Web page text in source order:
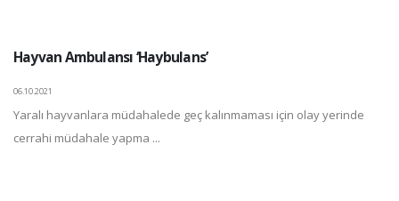
Hayvan Ambulansı ‘Haybulans’
06.10.2021
Yaralı hayvanlara müdahalede geç kalınmaması için olay yerinde
cerrahi müdahale yapma ...